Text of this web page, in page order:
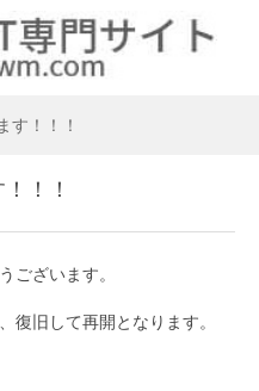
す！！！
！！
ございます。
復旧して再開となります。